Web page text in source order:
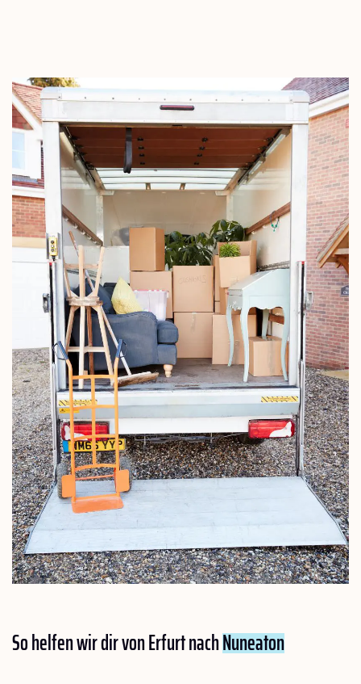
So helfen wir dir von Erfurt nachNuneaton